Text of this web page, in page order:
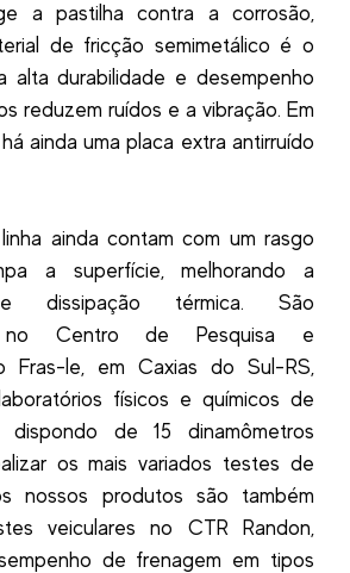
a pastilha contra a corrosão,
de fricção semimetálico é o
alta durabilidade e desempenho
reduzem ruídos e a vibração. Em
ainda uma placa extra antirruído
ainda contam com um rasgo
a superfície, melhorando a
e dissipação térmica. São
no Centro de Pesquisa e
Fras-le, em Caxias do Sul-RS,
físicos e químicos de
dispondo de 15 dinamômetros
os mais variados testes de
nossos produtos são também
veiculares no CTR Randon,
de frenagem em tipos